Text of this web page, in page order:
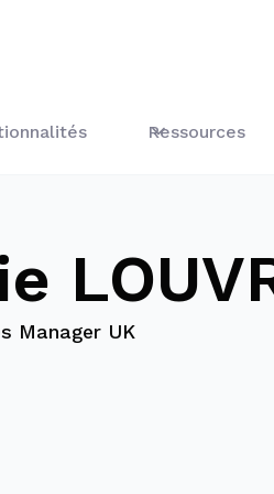
Ressources
Manager UK